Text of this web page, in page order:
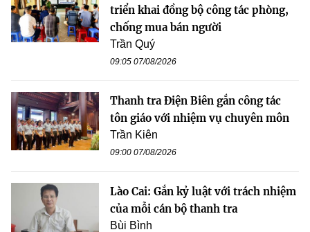
triển khai đồng bộ công tác phòng,
chống mua bán người
Trần Quý
09:05 07/08/2026
Thanh tra Điện Biên gắn công tác
tôn giáo với nhiệm vụ chuyên môn
Trần Kiên
09:00 07/08/2026
Lào Cai: Gắn kỷ luật với trách nhiệm
của mỗi cán bộ thanh tra
Bùi Bình